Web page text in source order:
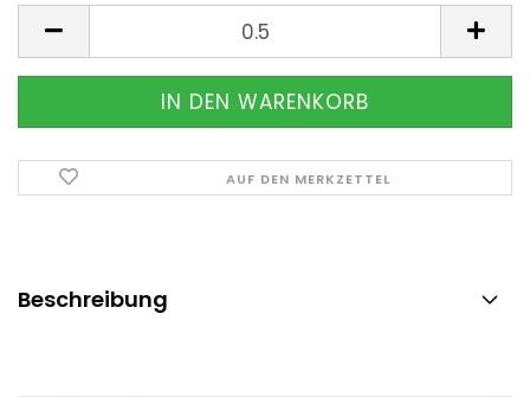
AUF DEN MERKZETTEL
Beschreibung